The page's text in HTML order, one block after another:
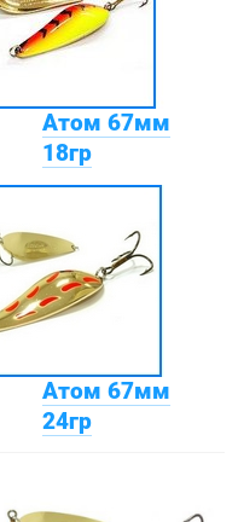
Атом 67мм
18гр
Атом 67мм
24гр